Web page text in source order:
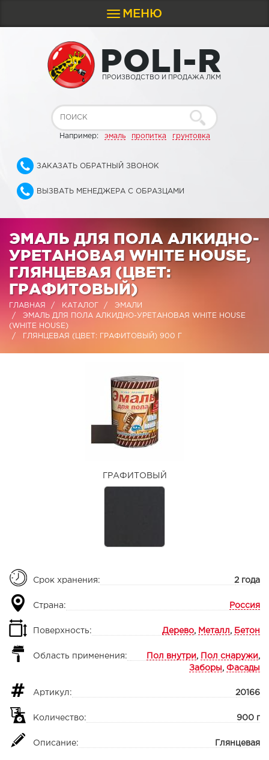
Toggle
navigation
МЕНЮ
POLI-R
ПРОИЗВОДСТВО И ПРОДАЖА ЛКМ
Например: эмаль пропитка грунтовка
ЗАКАЗАТЬ ОБРАТНЫЙ ЗВОНОК
ВЫЗВАТЬ МЕНЕДЖЕРА С ОБРАЗЦАМИ
ЭМАЛЬ ДЛЯ ПОЛА АЛКИДНО-
УРЕТАНОВАЯ WHITE HOUSE,
ГЛЯНЦЕВАЯ (ЦВЕТ:
ГРАФИТОВЫЙ)
ГЛАВНАЯ КАТАЛОГ
ЭМАЛИ
ЭМАЛЬ ДЛЯ ПОЛА АЛКИДНО-УРЕТАНОВАЯ WHITE HOUSE
(WHITE HOUSE)
ГЛЯНЦЕВАЯ (ЦВЕТ: ГРАФИТОВЫЙ) 900 Г
ГРАФИТОВЫЙ
Срок хранения: 2 года
Страна: Россия
Поверхность: Дерево, Металл , Бетон
Область применения: Пол внутри , Пол снаружи ,
Заборы , Фасады
Артикул: 20166
Количество: 900 г
Описание: Глянцевая